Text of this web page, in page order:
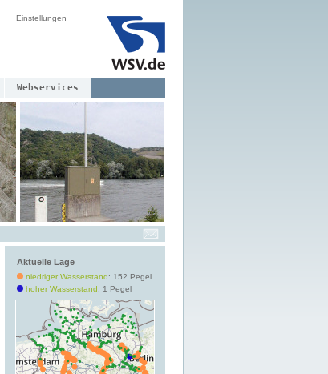
Einstellungen
Webservices
Aktuelle Lage
niedriger Wasserstand: 152 Pegel
hoher Wasserstand: 1 Pegel